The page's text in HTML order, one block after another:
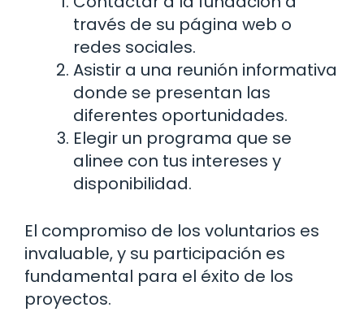
través de su página web o
redes sociales.
Asistir a una reunión informativa
donde se presentan las
diferentes oportunidades.
Elegir un programa que se
alinee con tus intereses y
disponibilidad.
El compromiso de los voluntarios es
invaluable, y su participación es
fundamental para el éxito de los
proyectos.